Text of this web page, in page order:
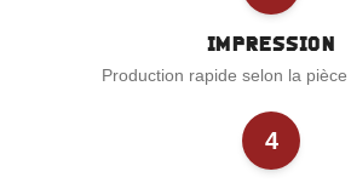
Impression
Production rapide selon la
4